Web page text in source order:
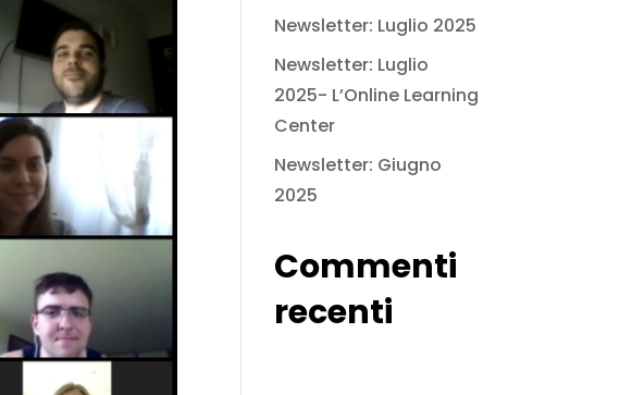
Newsletter: Luglio 2025
Newsletter: Luglio
2025- L’Online Learning
Center
Newsletter: Giugno
2025
Commenti
recenti